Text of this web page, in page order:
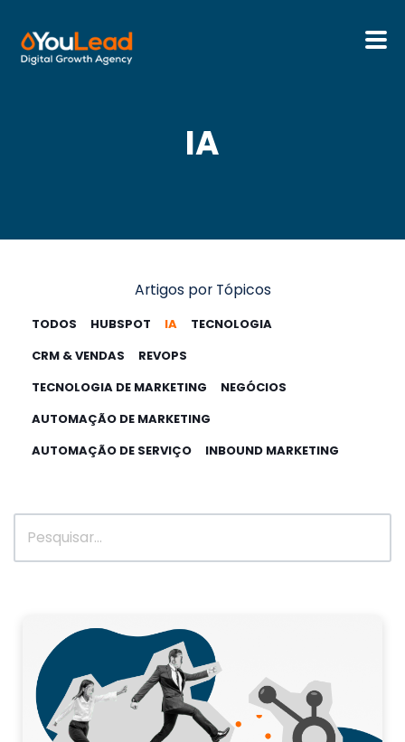
Serviços
Português
IA
Artigos por Tópicos
TODOS HUBSPOT IA
TECNOLOGIA
CRM & VENDAS
REVOPS
TECNOLOGIA DE MARKETING
NEGÓCIOS
AUTOMAÇÃO DE MARKETING
AUTOMAÇÃO DE SERVIÇO
INBOUND MARKETING